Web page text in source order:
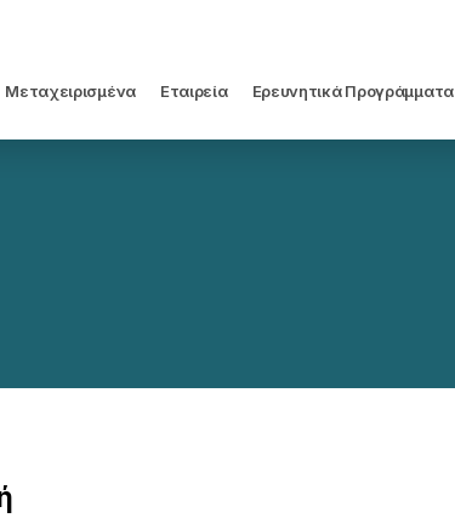
Μεταχειρισμένα Εταιρεία Ερευνητικά Προγράμματα